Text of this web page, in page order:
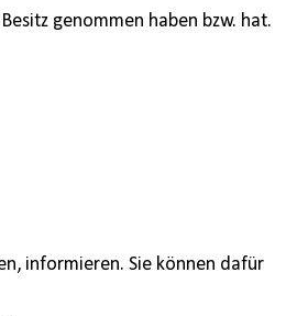
genommen haben bzw. hat.
informieren. Sie können dafür